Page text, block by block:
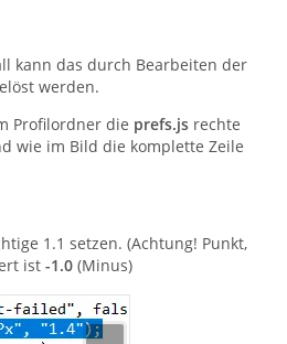
kann das durch Bearbeiten der
werden.
Profilordner die prefs.js rechte
wie im Bild die komplette Zeile
1.1 setzen. (Achtung! Punkt,
ist -1.0 (Minus)